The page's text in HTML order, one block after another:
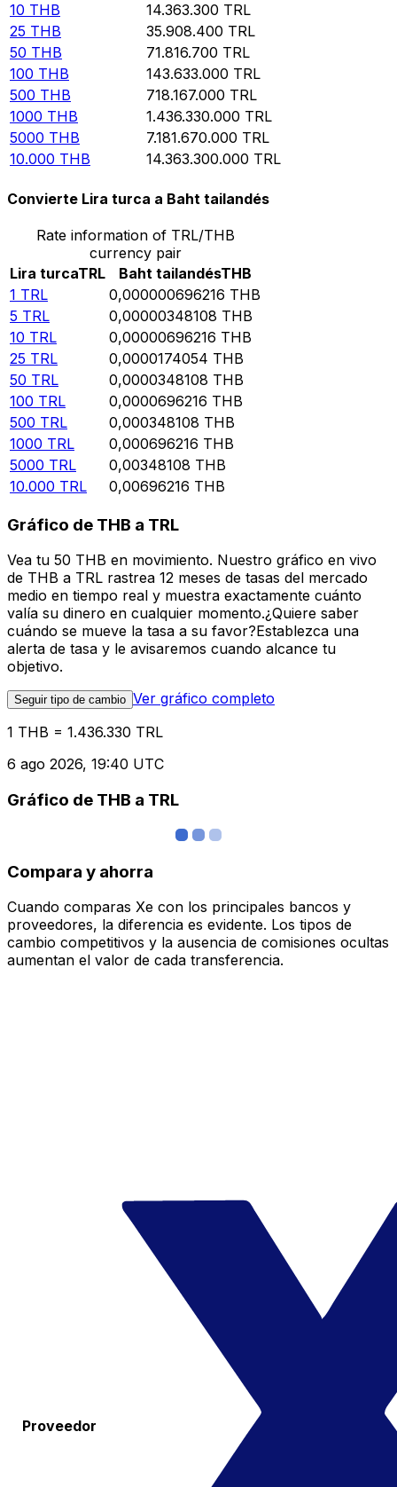
10 THB 14.363.300 TRL
25 THB 35.908.400 TRL
50 THB 71.816.700 TRL
100 THB 143.633.000 TRL
500 THB 718.167.000 TRL
1000 THB 1.436.330.000 TRL
5000 THB 7.181.670.000 TRL
10.000 THB 14.363.300.000 TRL
Convierte Lira turca a Baht tailandés
Rate information of TRL/THB
currency pair
Lira turcaTRL Baht tailandésTHB
1 TRL 0,000000696216 THB
5 TRL 0,00000348108 THB
10 TRL 0,00000696216 THB
25 TRL 0,0000174054 THB
50 TRL 0,0000348108 THB
100 TRL 0,0000696216 THB
500 TRL 0,000348108 THB
1000 TRL 0,000696216 THB
5000 TRL 0,00348108 THB
10.000 TRL 0,00696216 THB
Gráfico de THB a TRL
Vea tu 50 THB en movimiento. Nuestro gráfico en vivo
de THB a TRL rastrea 12 meses de tasas del mercado
medio en tiempo real y muestra exactamente cuánto
valía su dinero en cualquier momento.¿Quiere saber
cuándo se mueve la tasa a su favor?Establezca una
alerta de tasa y le avisaremos cuando alcance tu
objetivo.
Seguir tipo de cambio Ver gráfico completo
1 THB = 1.436.330 TRL
6 ago 2026, 19:40 UTC
Gráfico de THB a TRL
Compara y ahorra
Cuando comparas Xe con los principales bancos y
proveedores, la diferencia es evidente. Los tipos de
cambio competitivos y la ausencia de comisiones ocultas
aumentan el valor de cada transferencia.
Proveedor